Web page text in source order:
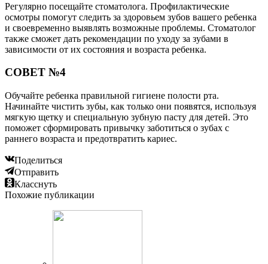
Регулярно посещайте стоматолога. Профилактические
осмотры помогут следить за здоровьем зубов вашего ребенка
и своевременно выявлять возможные проблемы. Стоматолог
также сможет дать рекомендации по уходу за зубами в
зависимости от их состояния и возраста ребенка.
СОВЕТ №4
Обучайте ребенка правильной гигиене полости рта.
Начинайте чистить зубы, как только они появятся, используя
мягкую щетку и специальную зубную пасту для детей. Это
поможет сформировать привычку заботиться о зубах с
раннего возраста и предотвратить кариес.
Поделиться
Отправить
Класснуть
Похожие публикации